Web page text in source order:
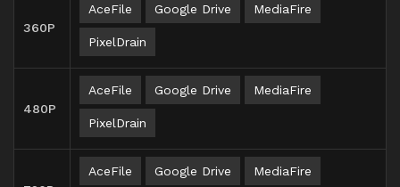
360P
AceFile Google Drive MediaFire
PixelDrain
480P
AceFile Google Drive MediaFire
PixelDrain
AceFile Google Drive MediaFire